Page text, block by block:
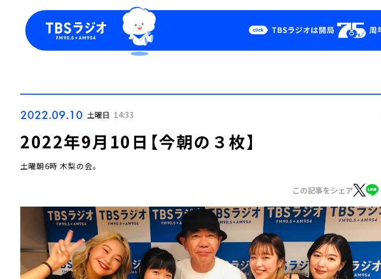
Podcast
YouTube
2022.09.10 土曜日 14:33
2022年9月10日【今朝の３枚】
土曜朝6時 木梨の会。
この記事をシェア